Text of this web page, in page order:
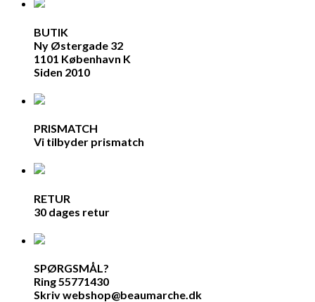
BUTIK
Ny Østergade 32
1101 København K
Siden 2010
PRISMATCH
Vi tilbyder prismatch
RETUR
30 dages retur
SPØRGSMÅL?
Ring 55771430
Skriv webshop@beaumarche.dk